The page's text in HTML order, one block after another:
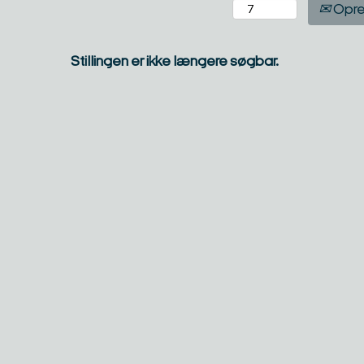
Stillingen er ikke længere søgbar.